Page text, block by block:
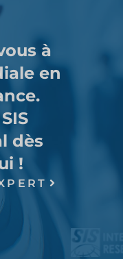
à
en
dès
!